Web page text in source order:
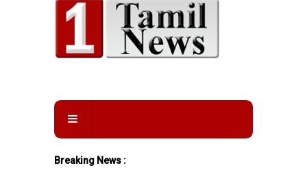
Breaking News :